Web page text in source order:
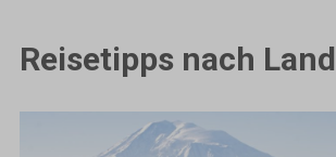
Reisetipps nach Land